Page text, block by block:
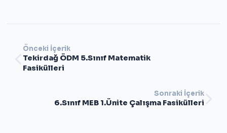
Önceki İçerik
Tekirdağ ÖDM 5.Sınıf Matematik
Fasikülleri
Sonraki İçerik
6.Sınıf MEB 1.Ünite Çalışma Fasikülleri